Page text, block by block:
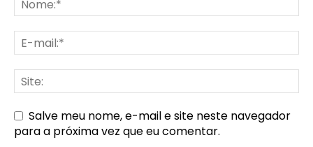
Salve meu nome, e-mail e site neste navegador
para a próxima vez que eu comentar.